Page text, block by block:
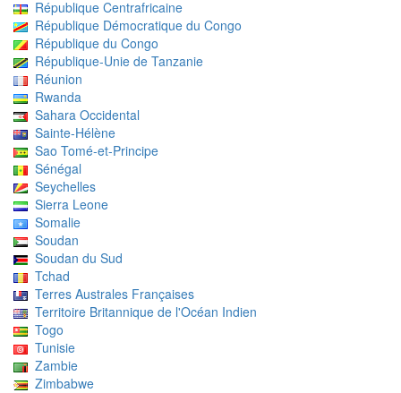
République Centrafricaine
République Démocratique du Congo
République du Congo
République-Unie de Tanzanie
Réunion
Rwanda
Sahara Occidental
Sainte-Hélène
Sao Tomé-et-Principe
Sénégal
Seychelles
Sierra Leone
Somalie
Soudan
Soudan du Sud
Tchad
Terres Australes Françaises
Territoire Britannique de l'Océan Indien
Togo
Tunisie
Zambie
Zimbabwe